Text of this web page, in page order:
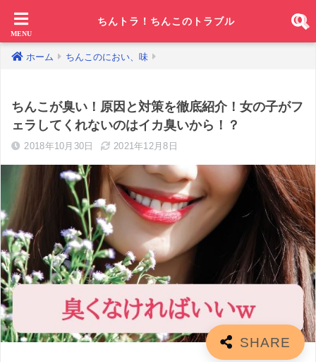
ちんトラ！ちんこのトラブル
ホーム ちんこのにおい、味
ちんこが臭い！原因と対策を徹底紹介！女の子がフ
ェラしてくれないのはイカ臭いから！？
2018年10月30日 2021年12月8日